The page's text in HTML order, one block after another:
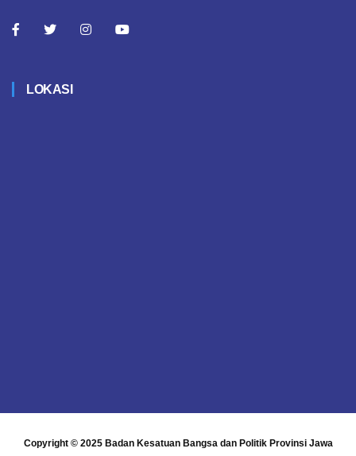
LOKASI
Copyright © 2025 Badan Kesatuan Bangsa dan Politik Provinsi Jawa